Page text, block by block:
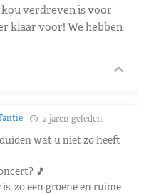
kou verdreven is voor
klaar voor! We hebben
2 jaren geleden
wat u niet zo heeft
🎵
zo een groene en ruime